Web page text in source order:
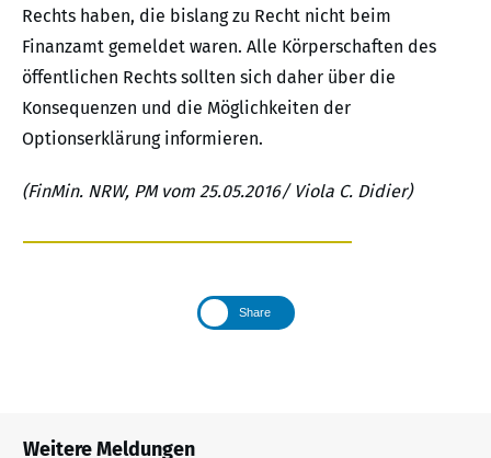
Rechts haben, die bislang zu Recht nicht beim
Finanzamt gemeldet waren. Alle Körperschaften des
öffentlichen Rechts sollten sich daher über die
Konsequenzen und die Möglichkeiten der
Optionserklärung informieren.
(FinMin. NRW, PM vom 25.05.2016/ Viola C. Didier)
Share
Weitere Meldungen